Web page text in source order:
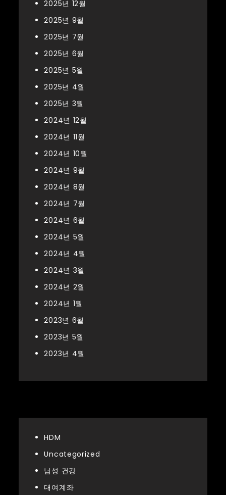
2025년 12월
2025년 9월
2025년 7월
2025년 6월
2025년 5월
2025년 4월
2025년 3월
2024년 12월
2024년 11월
2024년 10월
2024년 9월
2024년 8월
2024년 7월
2024년 6월
2024년 5월
2024년 4월
2024년 3월
2024년 2월
2024년 1월
2023년 6월
2023년 5월
2023년 4월
HDM
Uncategorized
남성 건강
대여계좌